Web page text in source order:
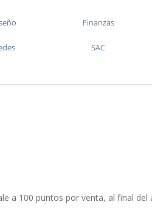
Finanzas
SAC
a 100 puntos por venta, al final del